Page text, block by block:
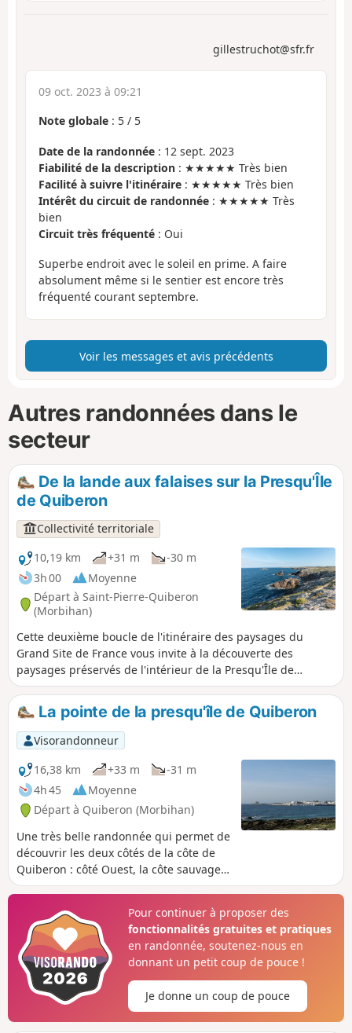
gillestruchot@sfr.fr
09 oct. 2023 à 09:21
Note globale : 5 / 5
Date de la randonnée : 12 sept. 2023
Fiabilité de la description : ★★★★★ Très bien
Facilité à suivre l'itinéraire : ★★★★★ Très bien
Intérêt du circuit de randonnée : ★★★★★ Très
bien
Circuit très fréquenté : Oui
Superbe endroit avec le soleil en prime. A faire
absolument même si le sentier est encore très
fréquenté courant septembre.
Voir les messages et avis précédents
Autres randonnées dans le
secteur
De la lande aux falaises sur la Presqu'Île
de Quiberon
Collectivité territoriale
10,19 km
+31 m
-30 m
3h 00
Moyenne
Départ à Saint-Pierre-Quiberon
(Morbihan)
Cette deuxième boucle de l'itinéraire des paysages du
Grand Site de France vous invite à la découverte des
paysages préservés de l'intérieur de la Presqu'Île de
Quiberon, pour finir sur l'exceptionnelle côte sauvage. Tout
au long de ces 10 km de balade, une hirondelle de rivage
blanche vous guidera sur le bon chemin. Retrouvez les
points d’arrêt illustrés en cliquant sur le lien dans
"informations pratiques".
La pointe de la presqu'île de Quiberon
Visorandonneur
16,38 km
+33 m
-31 m
4h 45
Moyenne
Départ à Quiberon (Morbihan)
Une très belle randonnée qui permet de
découvrir les deux côtés de la côte de
Quiberon : côté Ouest, la côte sauvage,
côté Est la baie. Traversée de la grande
Après la grande plage, passer devant le
centre de Thalassothérapie et aller
jusqu'à la pointe du Conguel où, par
beau temps, on peut apercevoir au delà
du phare de la Teignouse les îles de
Houat et Hoedic.
Pour continuer à proposer des
fonctionnalités gratuites et pratiques
en randonnée, soutenez-nous en
donnant un petit coup de pouce !
Je donne un coup de pouce